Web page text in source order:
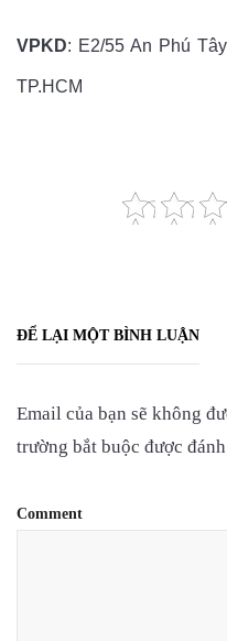
VPKD: E2/55 An Phú
TP.HCM
ĐỂ LẠI MỘT BÌNH LUẬN
Email của bạn sẽ không
trường bắt buộc được
Comment